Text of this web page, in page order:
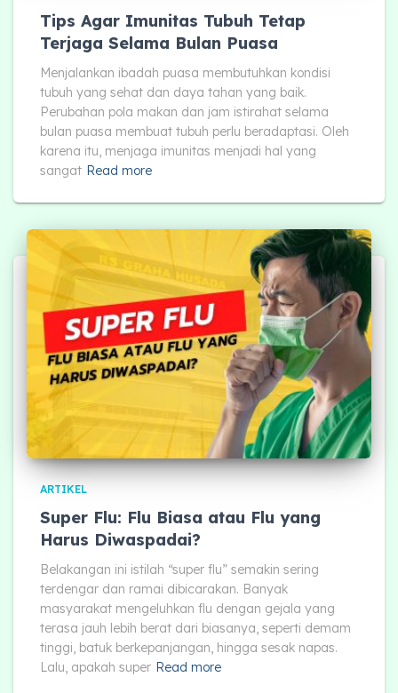
Tips Agar Imunitas Tubuh Tetap
Terjaga Selama Bulan Puasa
Menjalankan ibadah puasa membutuhkan kondisi
tubuh yang sehat dan daya tahan yang baik.
Perubahan pola makan dan jam istirahat selama
bulan puasa membuat tubuh perlu beradaptasi. Oleh
karena itu, menjaga imunitas menjadi hal yang
sangat Read more
ARTIKEL
Super Flu: Flu Biasa atau Flu yang
Harus Diwaspadai?
Belakangan ini istilah “super flu” semakin sering
terdengar dan ramai dibicarakan. Banyak
masyarakat mengeluhkan flu dengan gejala yang
terasa jauh lebih berat dari biasanya, seperti demam
tinggi, batuk berkepanjangan, hingga sesak napas.
Lalu, apakah super Read more